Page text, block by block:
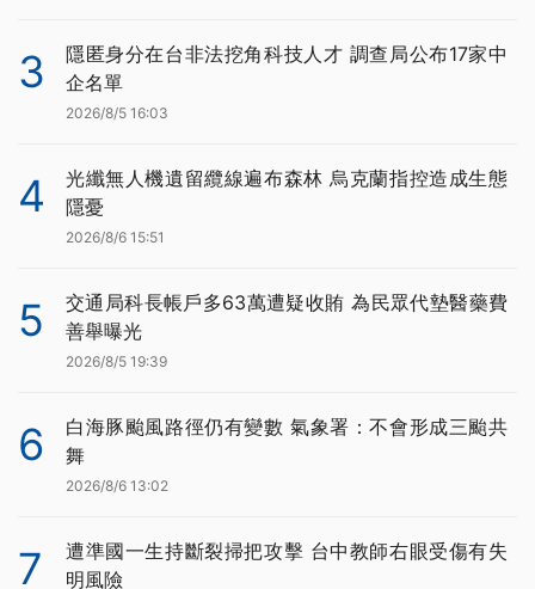
3
隱匿身分在台非法挖角科技人才 調查局公布17家中
企名單
2026/8/5 16:03
4
光纖無人機遺留纜線遍布森林 烏克蘭指控造成生態
隱憂
2026/8/6 15:51
5
交通局科長帳戶多63萬遭疑收賄 為民眾代墊醫藥費
善舉曝光
2026/8/5 19:39
6
白海豚颱風路徑仍有變數 氣象署：不會形成三颱共
舞
2026/8/6 13:02
7
遭準國一生持斷裂掃把攻擊 台中教師右眼受傷有失
明風險